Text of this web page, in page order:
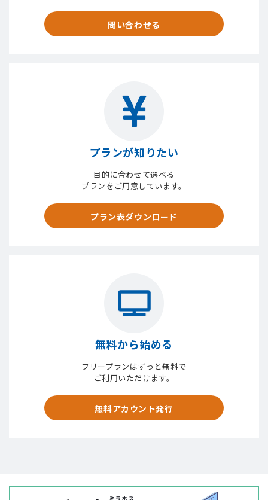
問い合わせる
プランが知りたい
目的に合わせて選べる
プランをご用意しています。
プラン表ダウンロード
無料から始める
フリープランはずっと無料で
ご利用いただけます。
無料アカウント発行